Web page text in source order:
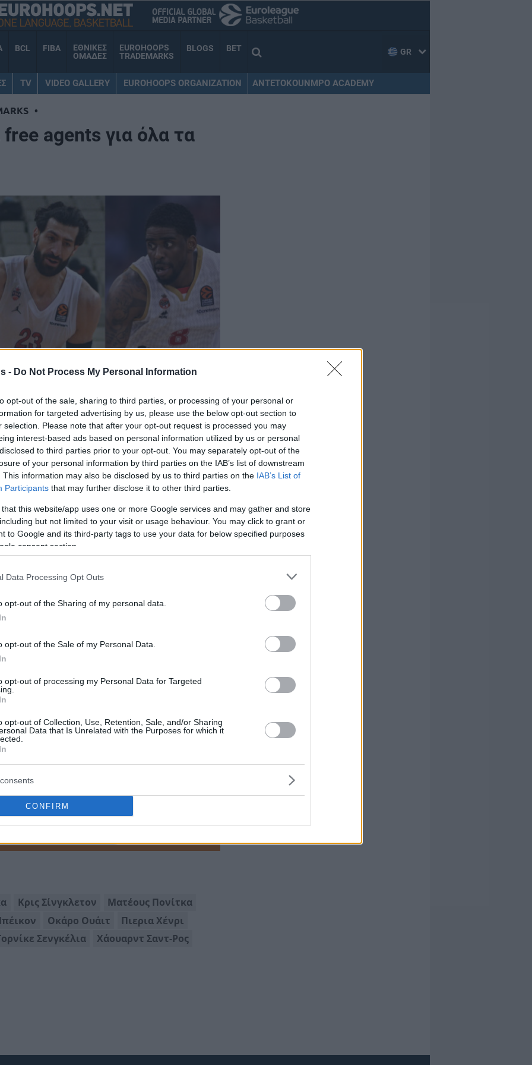
- Do Not Process My Personal Information
opt-out of the sale, sharing to third parties, or processing of your personal or
for targeted advertising by us, please use the below opt-out section to
selection. Please note that after your opt-out request is processed you may
interest-based ads based on personal information utilized by us or personal
to third parties prior to your opt-out. You may separately opt-out of the
of your personal information by third parties on the IAB’s list of downstream
This information may also be disclosed by us to third parties on the IAB’s List of
Participants that may further disclose it to other third parties.
that this website/app uses one or more Google services and may gather and store
but not limited to your visit or usage behaviour. You may click to grant or
to Google and its third-party tags to use your data for below specified purposes
consent section.
Data Processing Opt Outs
opt-out of the Sharing of my personal data.
opt-out of the Sale of my Personal Data.
opt-out of processing my Personal Data for Targeted
opt-out of Collection, Use, Retention, Sale, and/or Sharing
Data that Is Unrelated with the Purposes for which it
CONFIRM
BCL FIBA
ΕΘΝΙΚΕΣ
ΟΜΑΔΕΣ
EUROHOOPS
TRADEMARKS
BLOGS BET GR
TV VIDEO GALLERY EUROHOOPS ORGANIZATION ANTETOKOUNMPO ACADEMY
•
agents για όλα τα
σου πηγή για Μπασκετική Ενημέρωση.
το Eurohoops στην Google
και ποιοτικές λύσεις στην αγορά της
είναι εδώ για να σας…
Παπαδημητρίου
είναι τουλάχιστον… άγριο για τις
βόμβα, εκπλήξεις, πολλές
του σχεδιασμού των 18 ομάδων,
επιλογές για τις ομάδες, που δεν έχουν
σου πηγή για Μπασκετική Ενημέρωση.
Κρις Σίνγκλετον
Ματέους Πονίτκα
Οκάρο Ουάιτ
Πιερια Χένρι
Σενγκέλια Χάουαρντ Σαντ-Ρος